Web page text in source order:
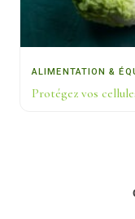
ALIMENTATION &
Protégez vos